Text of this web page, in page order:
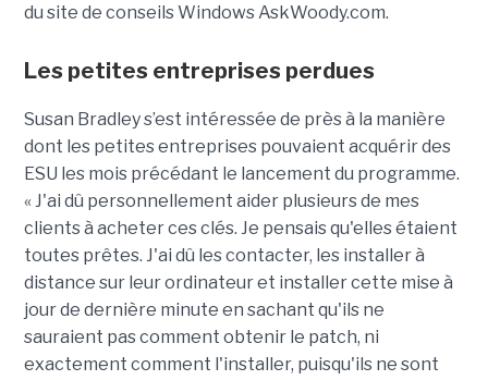
du site de conseils Windows AskWoody.com.
Les petites entreprises perdues
Susan Bradley s’est intéressée de près à la manière
dont les petites entreprises pouvaient acquérir des
ESU les mois précédant le lancement du programme.
« J'ai dû personnellement aider plusieurs de mes
clients à acheter ces clés. Je pensais qu'elles étaient
toutes prêtes. J'ai dû les contacter, les installer à
distance sur leur ordinateur et installer cette mise à
jour de dernière minute en sachant qu'ils ne
sauraient pas comment obtenir le patch, ni
exactement comment l'installer, puisqu'ils ne sont